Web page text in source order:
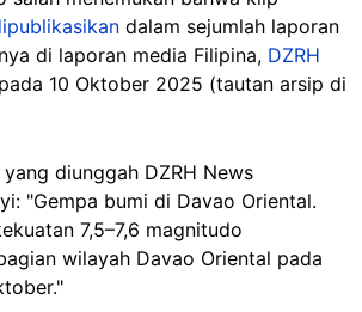
dalam sejumlah laporan
di laporan media Filipina, DZRH
10 Oktober 2025 (tautan arsip di
diunggah DZRH News
"Gempa bumi di Davao Oriental.
7,5–7,6 magnitudo
wilayah Davao Oriental pada